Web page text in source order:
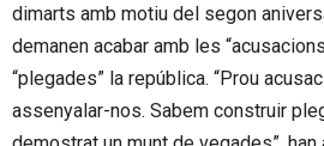
dimarts amb motiu del segon
demanen acabar amb les
“plegades” la república. “Prou
assenyalar-nos. Sabem construir